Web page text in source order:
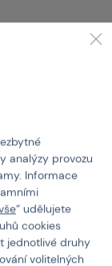
Mid-Cap (Tlačný)
analýzy provozu
Informace
“ udělujete
cookies
jednotlivé druhy
volitelných